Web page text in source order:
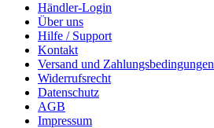
Händler-Login
Über uns
Hilfe / Support
Kontakt
Versand und Zahlungsbedingungen
Widerrufsrecht
Datenschutz
AGB
Impressum